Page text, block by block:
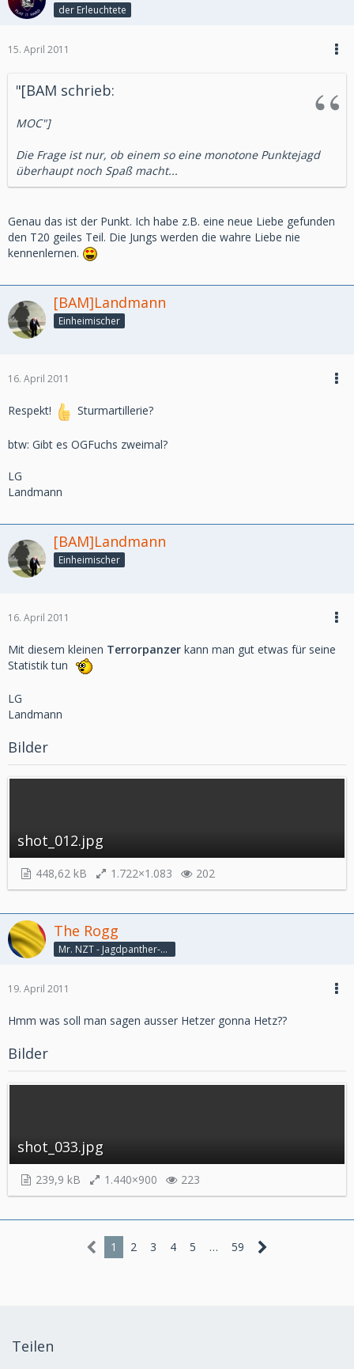
der Erleuchtete
15. April 2011
"[BAM schrieb:
MOC"]
Die Frage ist nur, ob einem so eine monotone Punktejagd
überhaupt noch Spaß macht...
Genau das ist der Punkt. Ich habe z.B. eine neue Liebe gefunden
den T20 geiles Teil. Die Jungs werden die wahre Liebe nie
kennenlernen.
[BAM]Landmann
Einheimischer
16. April 2011
Respekt! Sturmartillerie?
btw: Gibt es OGFuchs zweimal?
LG
Landmann
[BAM]Landmann
Einheimischer
16. April 2011
Mit diesem kleinen Terrorpanzer kann man gut etwas für seine
Statistik tun
LG
Landmann
Bilder
shot_012.jpg
448,62 kB 1.722×1.083 202
The Rogg
Mr. NZT - Jagdpanther-König
19. April 2011
Hmm was soll man sagen ausser Hetzer gonna Hetz??
Bilder
shot_033.jpg
239,9 kB 1.440×900 223
1 2 3 4 5 … 59
Teilen